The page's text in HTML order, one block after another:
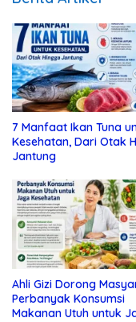
7 Manfaat Ikan Tuna
Kesehatan, Dari Otak
Jantung
Ahli Gizi Dorong
Perbanyak Konsumsi
Makanan Utuh untuk